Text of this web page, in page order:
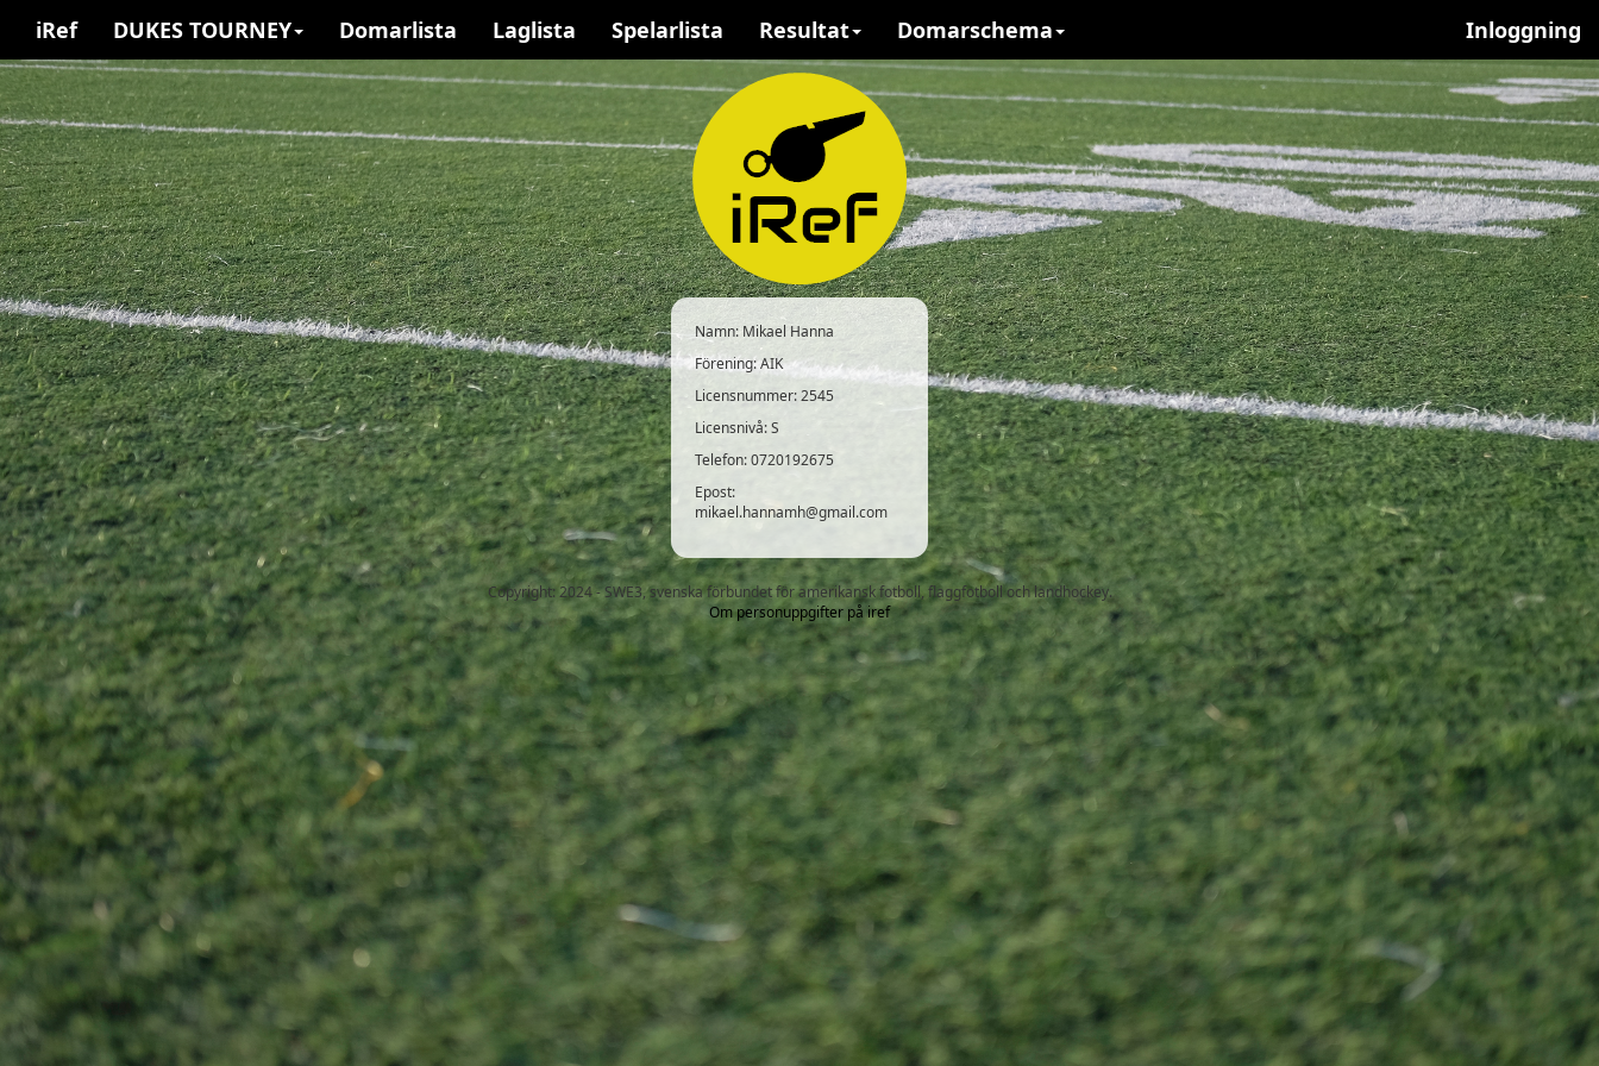
iRef DUKES TOURNEY Domarlista Laglista Spelarlista Resultat Domarschema Inloggning
Namn: Mikael Hanna
Förening:AIK
Licensnummer:2545
Licensnivå:S
Telefon:0720192675
Epost:
mikael.hannamh@gmail.com
Copyright: 2024 - SWE3, svenska förbundet för amerikansk fotboll, flaggfotboll och landhockey.
Om personuppgifter på iref